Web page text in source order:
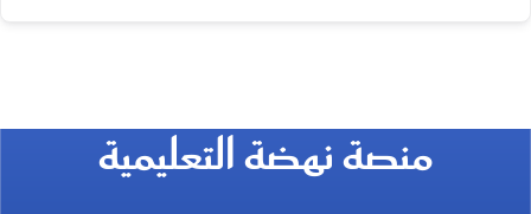
منصة نهضة التعليمية